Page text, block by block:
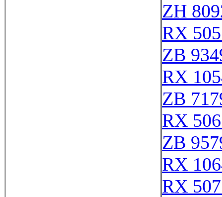
ZH
RX
ZB
RX
ZB
RX
ZB
RX
RX